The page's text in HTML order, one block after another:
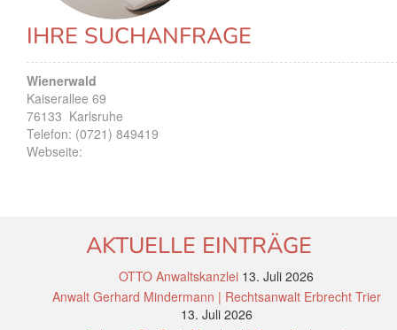
IHRE SUCHANFRAGE
Wienerwald
Kaiserallee 69
76133 Karlsruhe
Telefon: (0721) 849419
Webseite:
AKTUELLE EINTRÄGE
OTTO Anwaltskanzlei 13. Juli 2026
Anwalt Gerhard Mindermann | Rechtsanwalt Erbrecht Trier
13. Juli 2026